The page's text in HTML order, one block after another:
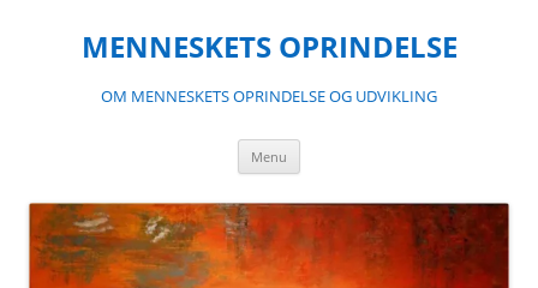
indholdMENNESKETS OPRINDELSE
OM MENNESKETS OPRINDELSE OG UDVIKLING
Menu